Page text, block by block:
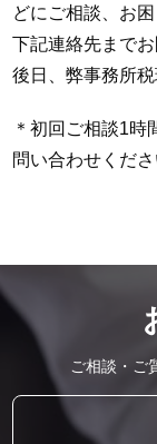
どにご相談、お
下記連絡先まで
後日、弊事務所
＊初回ご相談1時
問い合わせくださ
ご相談・ご